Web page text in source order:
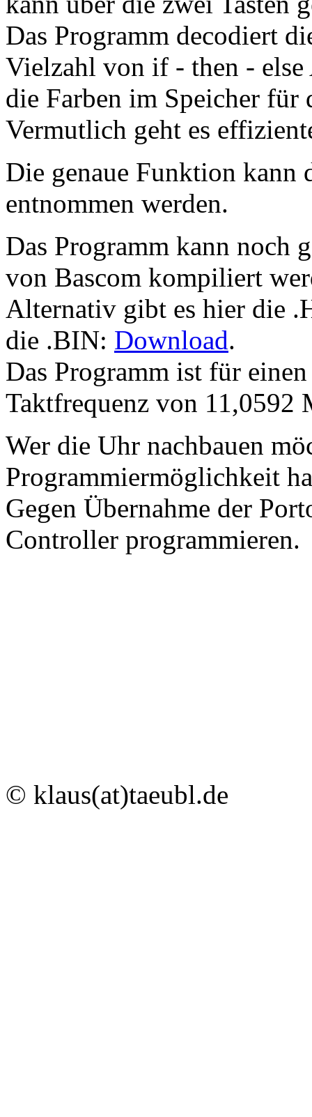
Das Programm decodiert
Vielzahl von if - then - else
die Farben im Speicher
Vermutlich geht es
Die genaue Funktion kann
entnommen werden.
Das Programm kann noch
von Bascom kompiliert
Alternativ gibt es hier die
die .BIN: Download.
Das Programm ist für
Taktfrequenz von
Wer die Uhr nachbauen
Programmiermöglichkeit
Gegen Übernahme der
Controller programmieren.
© klaus(at)taeubl.de